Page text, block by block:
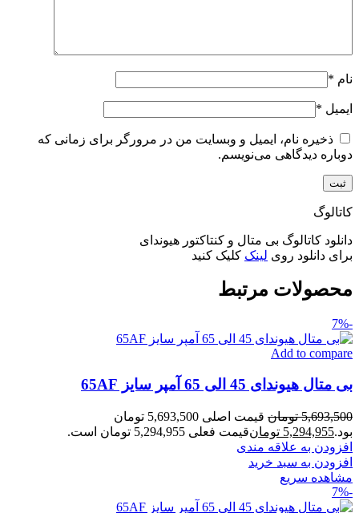
نام *
ایمیل *
ذخیره نام، ایمیل و وبسایت من در مرورگر برای زمانی که
دوباره دیدگاهی می‌نویسم.
کاتالوگ
دانلود کاتالوگ بی متال و کنتاکتور هیوندای
برای دانلود روی لینک کلیک کنید
محصولات مرتبط
-7%
Add to compare
بی متال هیوندای 45 الی 65 آمپر سایز 65AF
5,693,500 تومان
قیمت اصلی 5,693,500 تومان
بود.5,294,955 تومانقیمت فعلی 5,294,955 تومان است.
افزودن به علاقه مندی
افزودن به سبد خرید
مشاهده سریع
-7%